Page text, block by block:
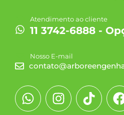
Atendimento ao cliente
11 3742-6888 -
Nosso E-mail